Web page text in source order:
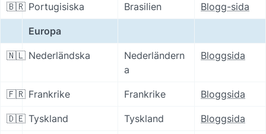
🇧🇷 Portugisiska Brasilien Blogg-sida
Europa
🇳🇱 Nederländska
Nederländern
a
Bloggsida
🇫🇷 Frankrike Frankrike Bloggsida
🇩🇪 Tyskland Tyskland Bloggsida